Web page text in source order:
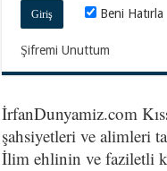
Beni Hatırla
Şifremi Unuttum
İrfanDunyamiz.com
şahsiyetleri ve alimleri
İlim ehlinin ve faziletli